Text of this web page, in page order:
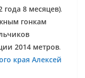
года 8 месяцев).
гонкам
2014 метров.
края Алексей